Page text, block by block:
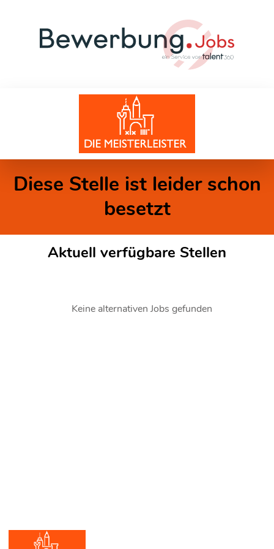
Diese Stelle ist leider schon
besetzt
Aktuell verfügbare Stellen
Keine alternativen Jobs gefunden